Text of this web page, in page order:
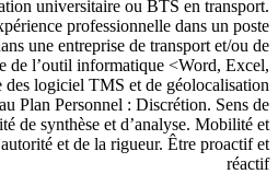
universitaire ou BTS en transport.
professionnelle dans un poste
une entreprise de transport et/ou de
de l’outil informatique <Word, Excel,
logiciel TMS et de géolocalisation
Plan Personnel : Discrétion. Sens de
de synthèse et d’analyse. Mobilité et
et de la rigueur. Être proactif et
réactif